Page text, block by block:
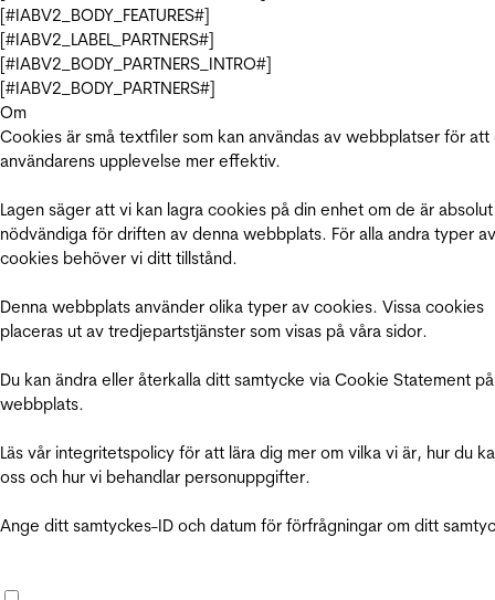
[#IABV2_BODY_FEATURES#]
[#IABV2_LABEL_PARTNERS#]
[#IABV2_BODY_PARTNERS_INTRO#]
[#IABV2_BODY_PARTNERS#]
Om
Cookies är små textfiler som kan användas av webbplatser för att
användarens upplevelse mer effektiv.
Lagen säger att vi kan lagra cookies på din enhet om de är absolut
nödvändiga för driften av denna webbplats. För alla andra typer av
cookies behöver vi ditt tillstånd.
Denna webbplats använder olika typer av cookies. Vissa cookies
placeras ut av tredjepartstjänster som visas på våra sidor.
Du kan ändra eller återkalla ditt samtycke via Cookie Statement
webbplats.
Läs vår integritetspolicy för att lära dig mer om vilka vi är, hur du
oss och hur vi behandlar personuppgifter.
Ange ditt samtyckes-ID och datum för förfrågningar om ditt